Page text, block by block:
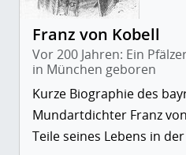
Franz von Kobell
Vor 200 Jahren: Ein
in München geboren
Kurze Biographie des
Mundartdichter Franz
Teile seines Lebens in